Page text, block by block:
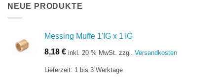
NEUE PRODUKTE
Messing Muffe 1'IG x 1'IG
8,18 € inkl. 20 % MwSt. zzgl. Versandkosten
Lieferzeit: 1 bis 3 Werktage